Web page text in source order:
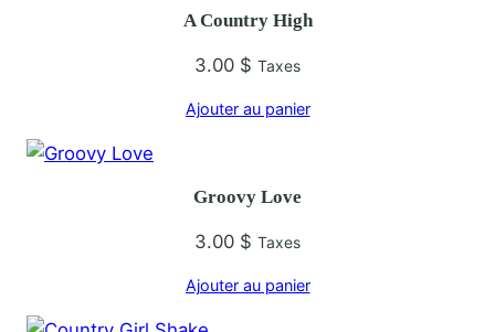
L
A Country High
3.00 $ Taxes
Ajouter au panier
Groovy Love
3.00 $ Taxes
Ajouter au panier